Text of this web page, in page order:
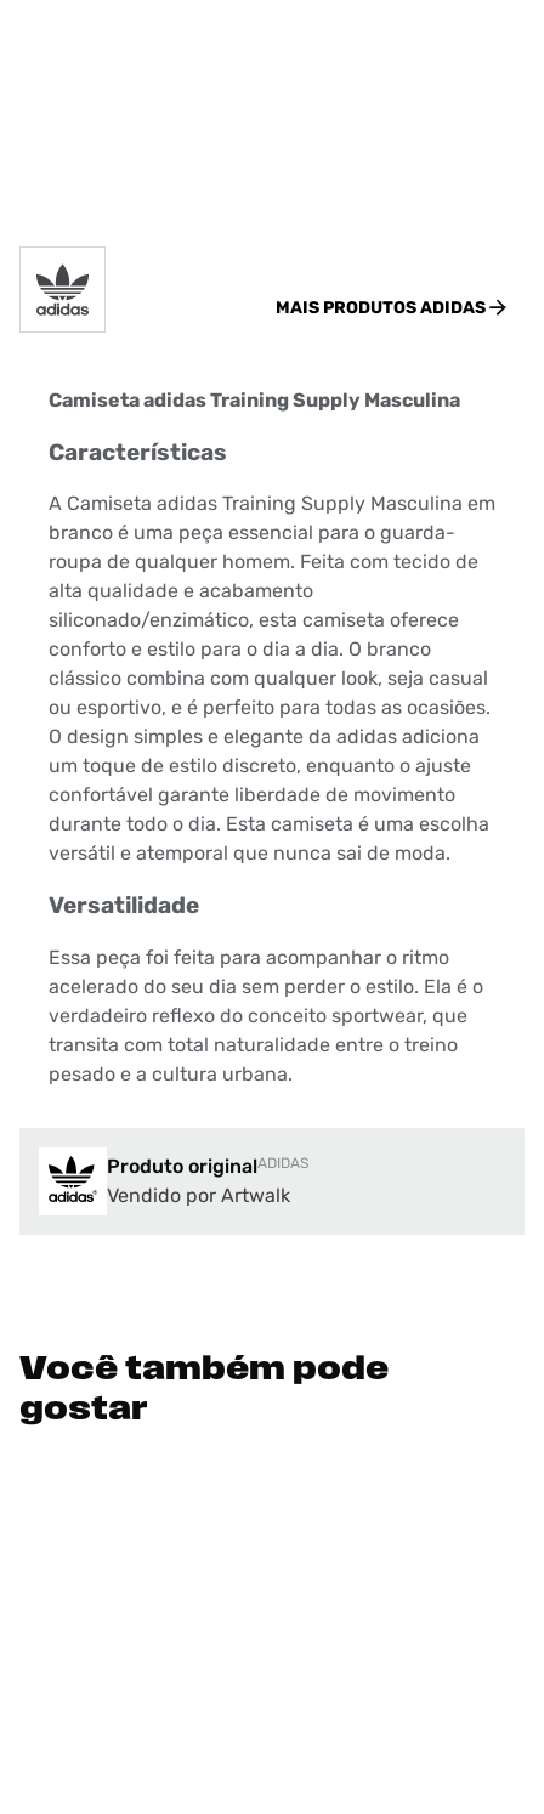
MAIS PRODUTOSADIDAS
Camiseta adidas Training Supply Masculina
Características
A Camiseta adidas Training Supply Masculina em
branco é uma peça essencial para o guarda-
roupa de qualquer homem. Feita com tecido de
alta qualidade e acabamento
siliconado/enzimático, esta camiseta oferece
conforto e estilo para o dia a dia. O branco
clássico combina com qualquer look, seja casual
ou esportivo, e é perfeito para todas as ocasiões.
O design simples e elegante da adidas adiciona
um toque de estilo discreto, enquanto o ajuste
confortável garante liberdade de movimento
durante todo o dia. Esta camiseta é uma escolha
versátil e atemporal que nunca sai de moda.
Versatilidade
Essa peça foi feita para acompanhar o ritmo
acelerado do seu dia sem perder o estilo. Ela é o
verdadeiro reflexo do conceito sportwear, que
transita com total naturalidade entre o treino
pesado e a cultura urbana.
Produto originalADIDAS
Vendido por Artwalk
Você também pode
gostar